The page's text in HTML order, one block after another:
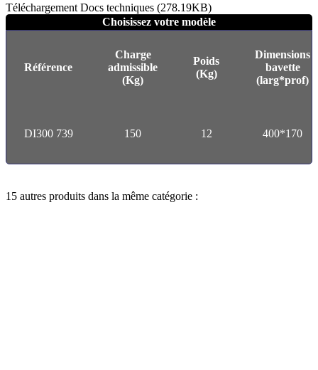
Téléchargement Docs techniques (278.19KB)
Choisissez votre modèle
Référence
Charge
admissible
(Kg)
Poids
(Kg)
Dimensions
bavette
(larg*prof)
DI300 739 150 12 400*170
15 autres produits dans la même catégorie :